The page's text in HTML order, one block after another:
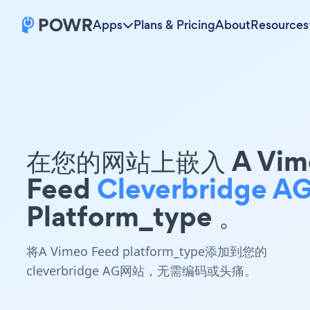
Apps Plans & PricingAboutResources
在您的网站上嵌入 A
Feed Cleverbridge
Platform_type 。
将A Vimeo Feed platform_type添加到您的
cleverbridge AG网站，无需编码或头痛。